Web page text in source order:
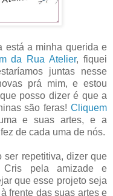
está a minha querida e
da Rua Atelier, fiquei
juntas nesse
prá mim, e estou
posso dizer é que a
são feras! Cliquem
e suas artes, e a
de cada uma de nós.
ser repetitiva, dizer que
Cris pela amizade e
que esse projeto seja
frente das suas artes e